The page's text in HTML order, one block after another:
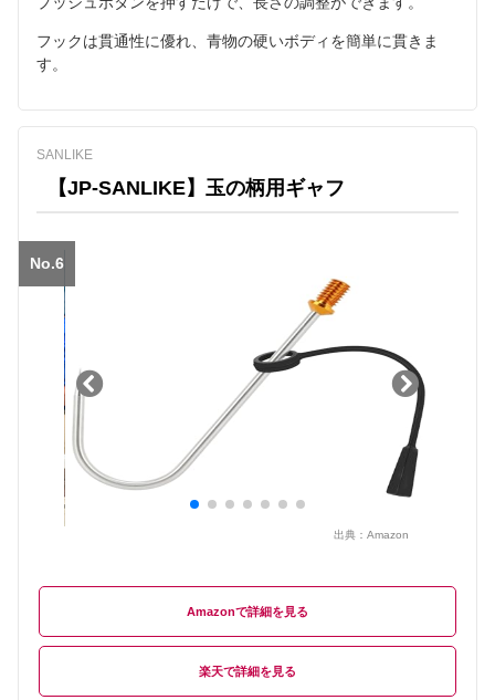
フックは貫通性に優れ、青物の硬いボディを簡単に貫きま
す。
SANLIKE
【JP-SANLIKE】玉の柄用ギャフ
No.6
出典： Amazon
Amazon
楽天